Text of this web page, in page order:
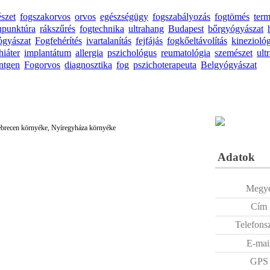
fogszakorvos orvos egészségügy fogszabályozás fogtömés
rákszűrés fogtechnika ultrahang Budapest bőrgyógyászat
Fogfehérítés ivartalanítás fejfájás fogkőeltávolítás
implantátum allergia pszichológus reumatológia szemészet
Fogorvos diagnosztika fog pszichoterapeuta Belgyógyászat
környéke, Nyíregyháza környéke
Adatok
Cím
E-
GPS